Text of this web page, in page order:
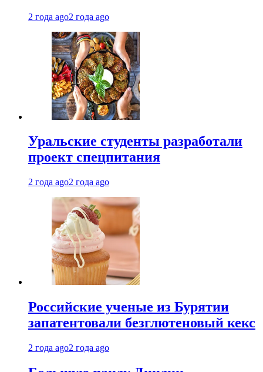
2 года ago2 года ago
Уральские студенты разработали
проект спецпитания
2 года ago2 года ago
Российские ученые из Бурятии
запатентовали безглютеновый кекс
2 года ago2 года ago